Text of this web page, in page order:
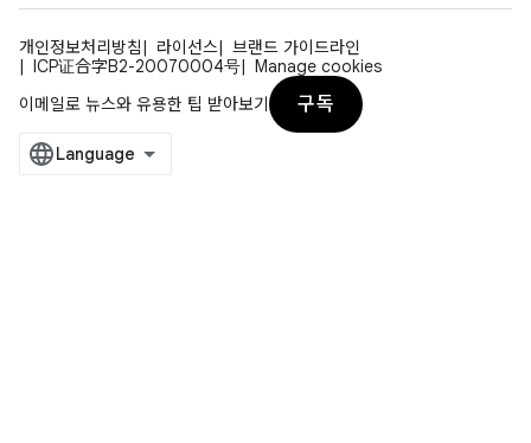
개인정보처리방침 라이선스
브랜드 가이드라인
ICP证合字B2-20070004号
Manage cookies
이메일로 뉴스와 유용한 팁 받아보기
구독